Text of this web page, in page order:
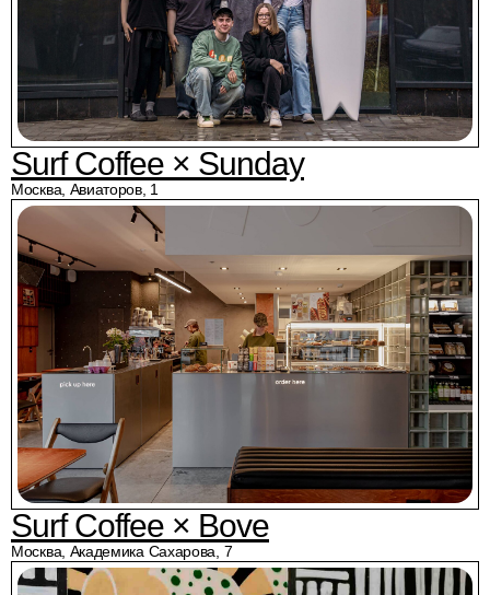
Surf Coffee × Sunday
Москва, Авиаторов, 1
Surf Coffee × Bove
Москва, Академика Сахарова, 7